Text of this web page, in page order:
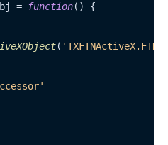
= function( ) {
(